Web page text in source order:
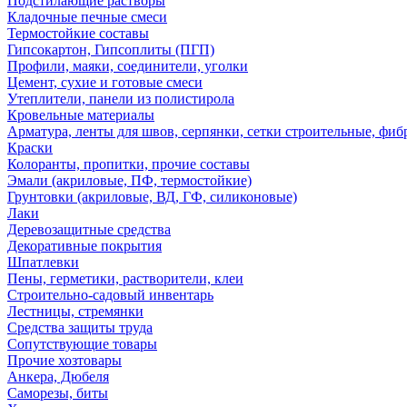
Кладочные печные смеси
Термостойкие составы
Гипсокартон, Гипсоплиты (ПГП)
Профили, маяки, соединители, уголки
Цемент, сухие и готовые смеси
Утеплители, панели из полистирола
Кровельные материалы
Арматура, ленты для швов, серпянки, сетки строительные,
Краски
Колоранты, пропитки, прочие составы
Эмали (акриловые, ПФ, термостойкие)
Грунтовки (акриловые, ВД, ГФ, силиконовые)
Лаки
Деревозащитные средства
Декоративные покрытия
Шпатлевки
Пены, герметики, растворители, клеи
Строительно-садовый инвентарь
Лестницы, стремянки
Средства защиты труда
Сопутствующие товары
Прочие хозтовары
Анкера, Дюбеля
Саморезы, биты